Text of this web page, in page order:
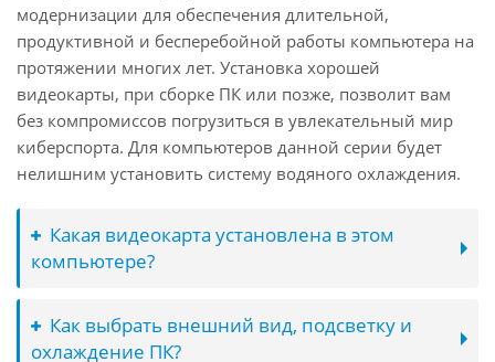
модернизации для обеспечения длительной,
продуктивной и бесперебойной работы компьютера на
протяжении многих лет. Установка хорошей
видеокарты, при сборке ПК или позже, позволит вам
без компромиссов погрузиться в увлекательный мир
киберспорта. Для компьютеров данной серии будет
нелишним установить систему водяного охлаждения.
Какая видеокарта установлена в этом
компьютере?
Как выбрать внешний вид, подсветку и
охлаждение ПК?